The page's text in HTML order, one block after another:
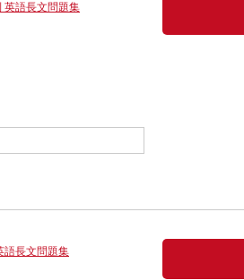
英語長文問題集
語長文問題集